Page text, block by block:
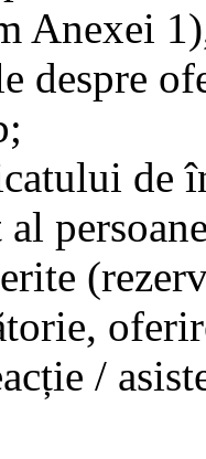
Anexei
despre
de
al
/